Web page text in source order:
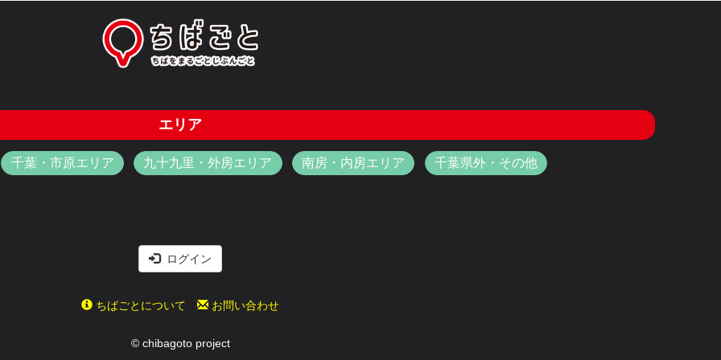
エリア
千葉・市原エリア 九十九里・外房エリア 南房・内房エリア 千葉県外・その他
ログイン
ちばごとについて お問い合わせ
© chibagoto project